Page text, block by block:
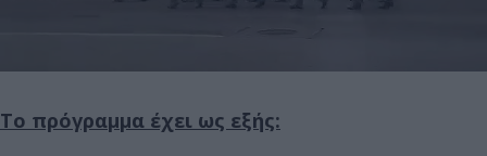
Το πρόγραμμα έχει ως εξής: